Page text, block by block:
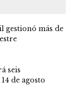
gestionó más de
seis
de agosto